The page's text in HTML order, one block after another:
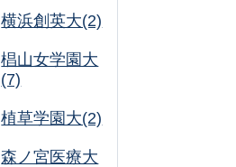
横浜創英大(2)
椙山女学園大
(7)
植草学園大(2)
森ノ宮医療大